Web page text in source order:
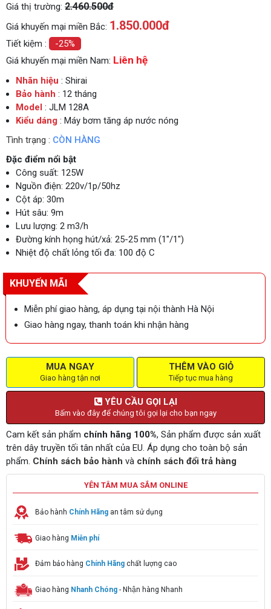
Giá thị trường: 2.460.500đ
Giá khuyến mại miền Bắc: 1.850.000đ
Tiết kiệm :
-25%
Giá khuyến mại miền Nam: Liên hệ
Nhãn hiệu : Shirai
Bảo hành : 12 tháng
Model : JLM 128A
Kiểu dáng : Máy bơm tăng áp nước nóng
Tình trạng : CÒN HÀNG
Đặc điểm nổi bật
Công suất: 125W
Nguồn điện: 220v/1p/50hz
Cột áp: 30m
Hút sâu: 9m
Lưu lượng: 2 m3/h
Đường kính họng hút/xả: 25-25 mm (1"/1")
Nhiệt độ chất lỏng tối đa: 100 độ C
KHUYẾN MÃI
Miễn phí giao hàng, áp dụng tại nội thành Hà Nội
Giao hàng ngay, thanh toán khi nhận hàng
MUA NGAY
Giao hàng tận nơi
THÊM VÀO GIỎ
Tiếp tục mua hàng
YÊU CẦU GỌI LẠI
Bấm vào đây để chúng tôi gọi lại cho bạn ngay
Cam kết sản phẩm chính hãng 100%, Sản phẩm được sản xuất
trên dây truyền tối tân nhất của EU. Áp dụng cho toàn bộ sản
phẩm. Chính sách bảo hành và chính sách đổi trả hàng
YÊN TÂM MUA SẮM ONLINE
Bảo hành Chính Hãng an tâm sử dụng
Giao hàng Miễn phí
Đảm bảo hàng Chính Hãng chất lượng cao
Giao hàng Nhanh Chóng - Nhận hàng Nhanh